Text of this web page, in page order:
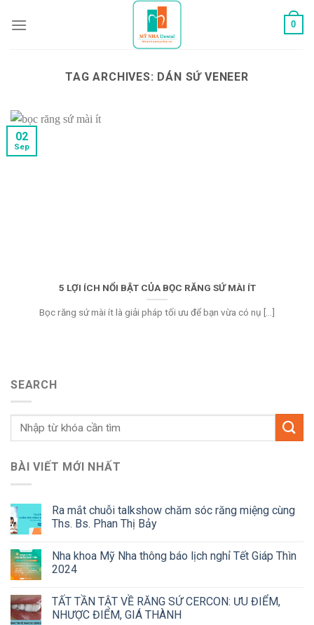
0
TAG ARCHIVES: DÁN SỨ VENEER
5 LỢI ÍCH NỔI BẬT CỦA BỌC RĂNG SỨ MÀI ÍT
Bọc răng sứ mài ít là giải pháp tối ưu để bạn vừa có nụ [...]
02
Sep
SEARCH
BÀI VIẾT MỚI NHẤT
Ra mắt chuỗi talkshow chăm sóc răng miệng cùng
Ths. Bs. Phan Thị Bảy
Nha khoa Mỹ Nha thông báo lịch nghỉ Tết Giáp Thìn
2024
TẤT TẦN TẬT VỀ RĂNG SỨ CERCON: ƯU ĐIỂM,
NHƯỢC ĐIỂM, GIÁ THÀNH